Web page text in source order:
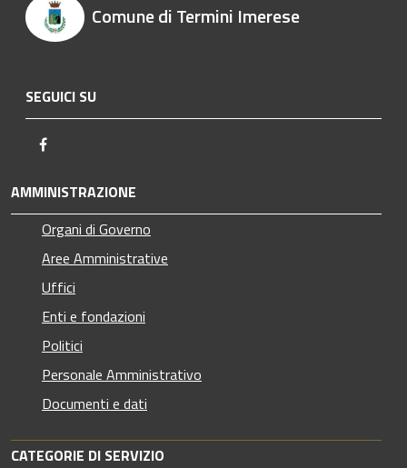
Comune di Termini Imerese
SEGUICI SU
AMMINISTRAZIONE
Organi di Governo
Aree Amministrative
Uffici
Enti e fondazioni
Politici
Personale Amministrativo
Documenti e dati
CATEGORIE DI SERVIZIO